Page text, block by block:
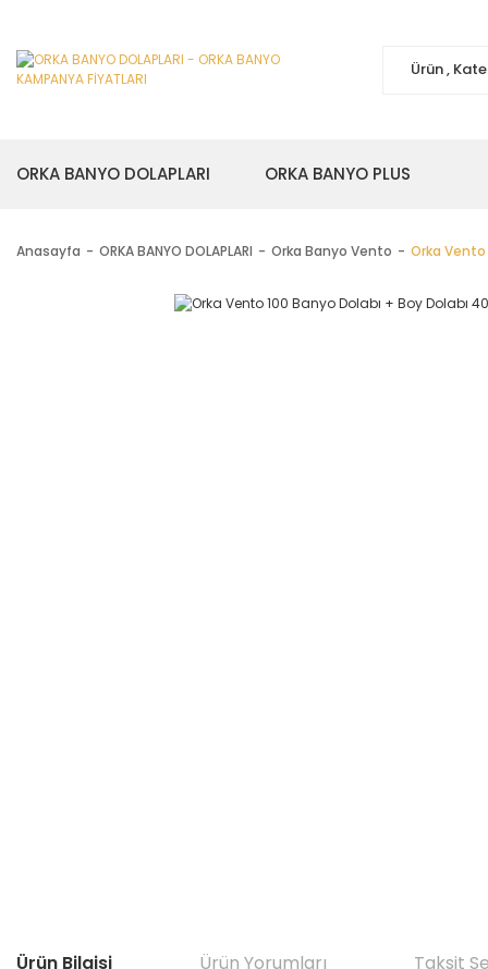
ORKA BANYO DOLAPLARI ORKA BANYO PLUS
Anasayfa ORKA BANYO DOLAPLARI Orka Banyo Vento Orka Vento
Ürün Bilgisi Ürün Yorumları Taksit